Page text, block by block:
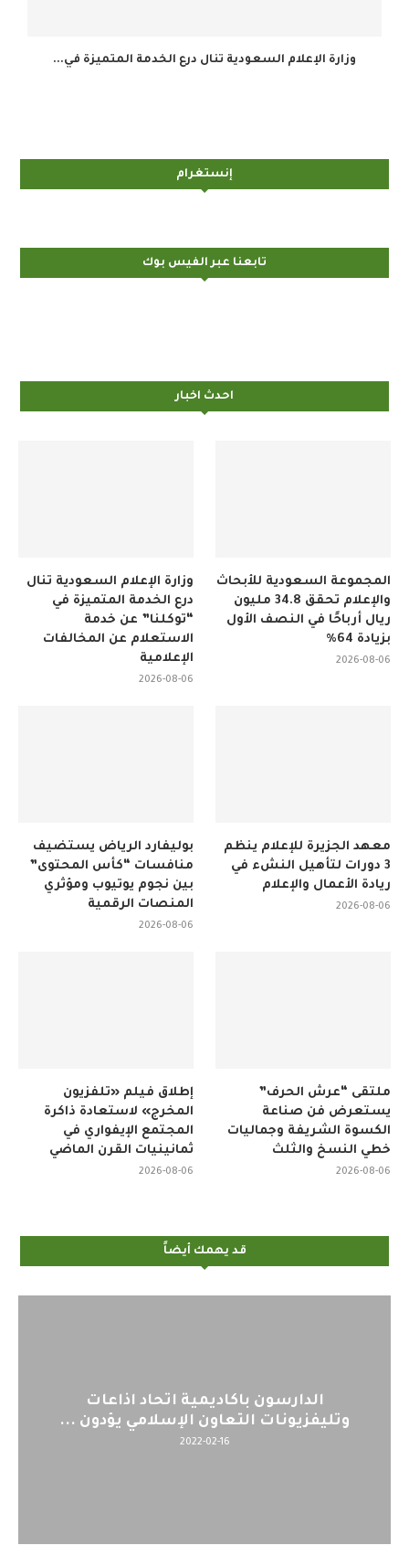
وزارة الإعلام السعودية تنال درع الخدمة المتميزة في...
إنستغرام
تابعنا عبر الفيس بوك
احدث اخبار
وزارة الإعلام السعودية تنال
درع الخدمة المتميزة في
“توكلنا” عن خدمة
الاستعلام عن المخالفات
الإعلامية
2026-08-06
المجموعة السعودية للأبحاث
والإعلام تحقق 34.8 مليون
ريال أرباحًا في النصف الأول
بزيادة 64%
2026-08-06
بوليفارد الرياض يستضيف
منافسات “كأس المحتوى”
بين نجوم يوتيوب ومؤثري
المنصات الرقمية
2026-08-06
معهد الجزيرة للإعلام ينظم
3 دورات لتأهيل النشء في
ريادة الأعمال والإعلام
2026-08-06
إطلاق فيلم «تلفزيون
المخرج» لاستعادة ذاكرة
المجتمع الإيفواري في
ثمانينيات القرن الماضي
2026-08-06
ملتقى “عرش الحرف”
يستعرض فن صناعة
الكسوة الشريفة وجماليات
خطي النسخ والثلث
2026-08-06
قد يهمك أيضاً
الدارسون باكاديمية اتحاد اذاعات
وتليفزيونات التعاون الإسلامي يؤدون ...
2022-02-16